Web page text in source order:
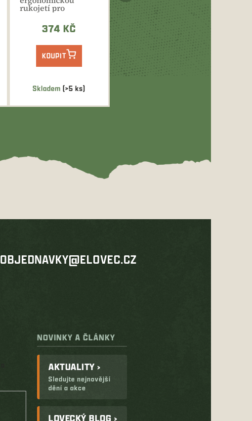
Skladem (>5 ks)
rukojetí pro
snadnou manipulaci
s masem při jeho...
374 KČ
KOUPIT
OBJEDNAVKY@ELOVEC.CZ
NOVINKY A ČLÁNKY
AKTUALITY ›
Sledujte nejnovější
dění a akce
LOVECKÝ BLOG ›